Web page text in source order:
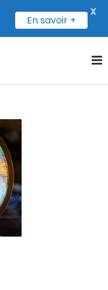
En savoir +
X